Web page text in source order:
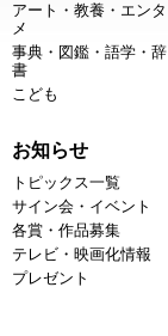
アート・教養・エンタ
メ
事典・図鑑・語学・辞
書
こども
お知らせ
トピックス一覧
サイン会・イベント
各賞・作品募集
テレビ・映画化情報
プレゼント